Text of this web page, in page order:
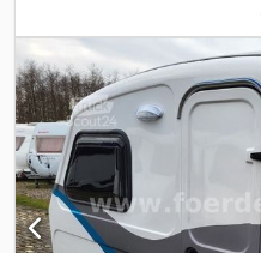
,
autonominis šildytuvas, vonios